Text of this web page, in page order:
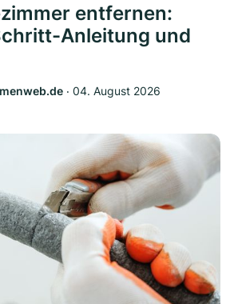
entfernen:
Anleitung und
‧ 04. August 2026